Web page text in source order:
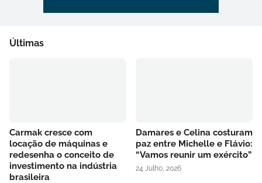
Últimas
Carmak cresce com
locação de máquinas e
redesenha o conceito de
investimento na indústria
brasileira
Damares e Celina costuram
paz entre Michelle e Flávio:
“Vamos reunir um exército”
24 Julho, 2026